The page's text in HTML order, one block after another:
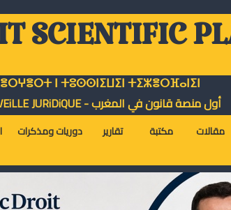
SCIENTIFIC
ⵏ ⵜⵓⵙⵙⵏⵉⵡⵉⵏ ⵜⵉⵣⴻⵔⴼⴰⵏⵉⵏ
أول منصة قانون في المغرب - SiTE DE VEiLLE JURiDiQUE
دوريات ومذكرات تقارير مكتبة مقالات